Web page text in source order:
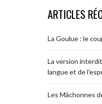
ARTICLES
La Goulue : le
La version
langue et de
Les Mâchonnes